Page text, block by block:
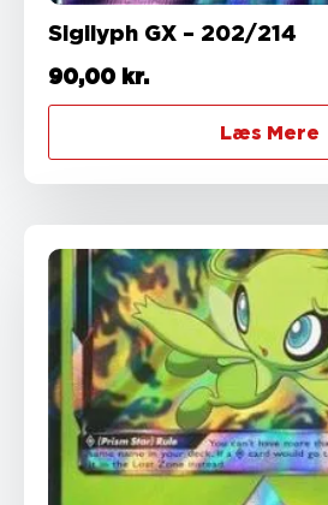
Sigilyph GX – 202/214
90,00 kr.
Læs Mere